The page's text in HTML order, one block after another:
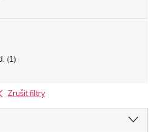
1
Zrušit filtry